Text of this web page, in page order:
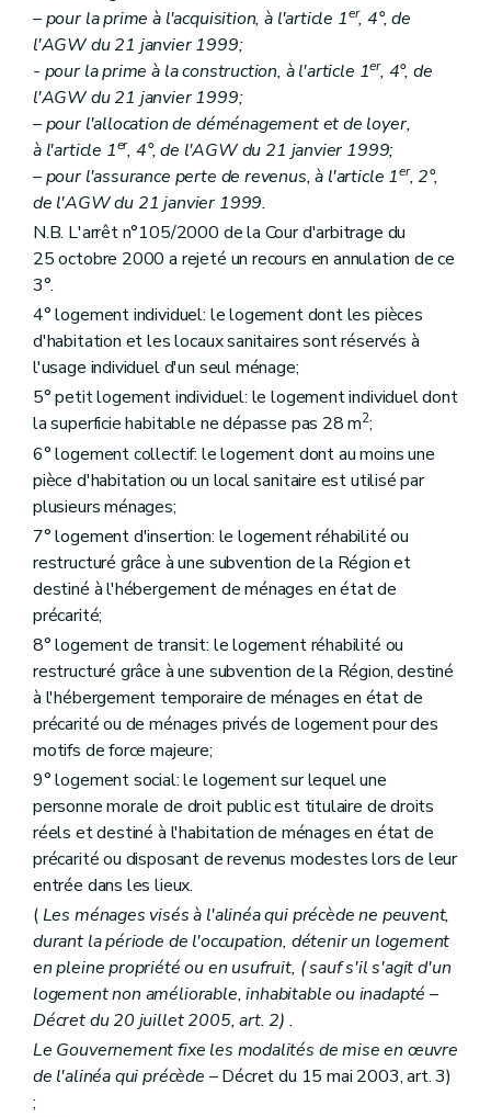
Art. 30
Art. 31
Art. 32
Art. 33
Art. 34
Art. 34bis
Sous-section 2 Des conditions d'octroi et du calcul des aides
Art. 35
Art. 36
Art. 37
Art. 38
Sous-section 3 De la procédure
Art. 42
Art. 43
Section 2 Des aides à l'équipement d'ensembles de logements
Sous-section première
Art. 44
Art. 45
Art. 46
Sous-section 2 Des conditions d'octroi et du calcul des aides
Art. 47
Art. 48
Art. 49
Art. 50
Sous-section 3 De la procédure
Art. 51
Chapitre IV Des aides aux sociétés de logement de service public
Section première Des aides au logement
Sous-section première Des catégories d'aide
Art. 54
Art. 55
Art. 56
Art. 57
Art. 58
Art. 59
Art. 59bis
Sous-section 2 Des conditions d'octroi et du calcul des aides
Art. 60
Art. 61
Art. 62
Art. 63
Sous-section 3 De la procédure
Art. 64
Art. 65
Art. 66
Art. 67
Art. 68
Section 2 Des aides à l'équipement
– pour la prime à l'acquisition, à l'article 1er, 4°, de
l'AGW du 21 janvier 1999;
- pour la prime à la construction, à l'article 1er, 4°, de
l'AGW du 21 janvier 1999;
– pour l'allocation de déménagement et de loyer,
à l'article 1er, 4°, de l'AGW du 21 janvier 1999;
– pour l'assurance perte de revenus, à l'article 1er, 2°,
de l'AGW du 21 janvier 1999.
N.B. L'arrêt n°105/2000 de la Cour d'arbitrage du
25 octobre 2000 a rejeté un recours en annulation de ce
3°.
4° logement individuel: le logement dont les pièces
d'habitation et les locaux sanitaires sont réservés à
l'usage individuel d'un seul ménage;
5° petit logement individuel: le logement individuel dont
la superficie habitable ne dépasse pas 28 m2;
6° logement collectif: le logement dont au moins une
pièce d'habitation ou un local sanitaire est utilisé par
plusieurs ménages;
7° logement d'insertion: le logement réhabilité ou
restructuré grâce à une subvention de la Région et
destiné à l'hébergement de ménages en état de
précarité;
8° logement de transit: le logement réhabilité ou
restructuré grâce à une subvention de la Région, destiné
à l'hébergement temporaire de ménages en état de
précarité ou de ménages privés de logement pour des
motifs de force majeure;
9° logement social: le logement sur lequel une
personne morale de droit public est titulaire de droits
réels et destiné à l'habitation de ménages en état de
précarité ou disposant de revenus modestes lors de leur
entrée dans les lieux.
(Les ménages visés à l'alinéa qui précède ne peuvent,
durant la période de l'occupation, détenir un logement
en pleine propriété ou en usufruit, (sauf s'il s'agit d'un
logement non améliorable, inhabitable ou inadapté –
Décret du 20 juillet 2005, art. 2) .
Le Gouvernement fixe les modalités de mise en œuvre
de l'alinéa qui précède – Décret du 15 mai 2003, art. 3)
;